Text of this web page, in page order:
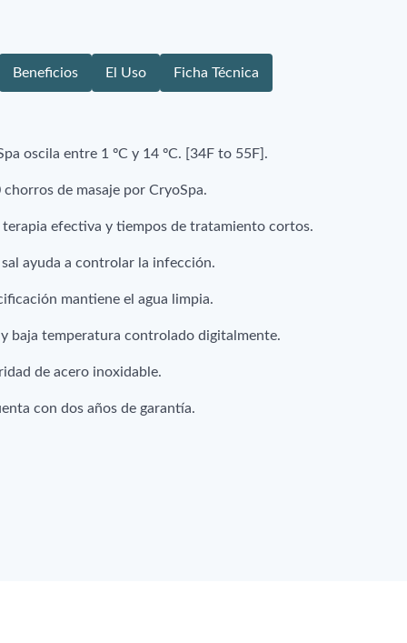
Beneficios El Uso Ficha Técnica
oscila entre 1 ºC y 14 ºC. [34F to 55F].
de masaje por CryoSpa.
terapia efectiva y tiempos de tratamiento cortos.
ayuda a controlar la infección.
mantiene el agua limpia.
baja temperatura controlado digitalmente.
de acero inoxidable.
con dos años de garantía.